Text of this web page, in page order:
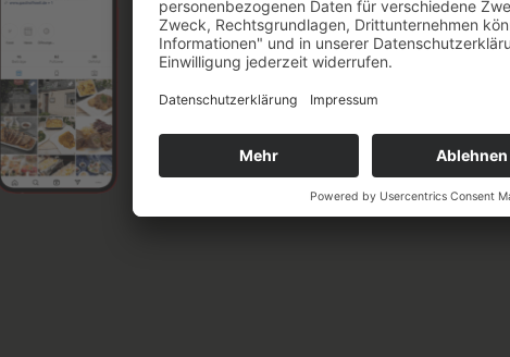
Professioneller
Kommunikation. Wir
ansprechend und
Mit unserem Know-